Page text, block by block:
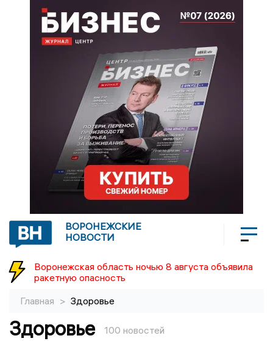
ВОРОНЕЖСКИЕ
НОВОСТИ
Воронежская область ночью 8 августа объявила
ракетную опасность
Главная > Здоровье
Здоровье 100 новостей